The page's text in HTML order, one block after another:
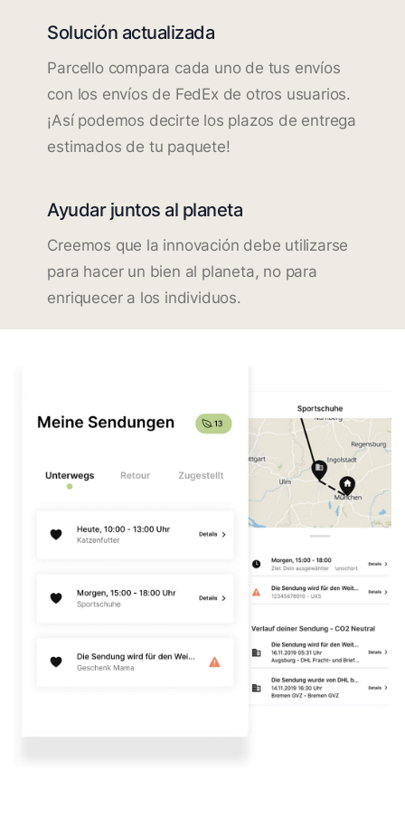
Solución actualizada
Parcello compara cada uno de tus envíos
con los envíos de FedEx de otros usuarios.
¡Así podemos decirte los plazos de entrega
estimados de tu paquete!
Ayudar juntos al planeta
Creemos que la innovación debe utilizarse
para hacer un bien al planeta, no para
enriquecer a los individuos.